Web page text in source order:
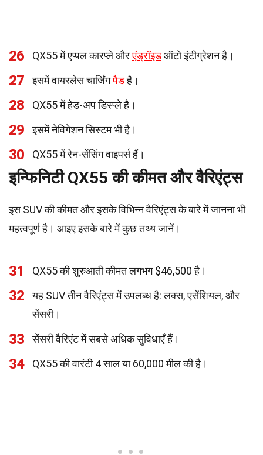
26 QX55 में एप्पल कारप्ले औरएंड्रॉइडऑटो इंटीग्रेशन है।
27 इसमें वायरलेस चार्जिंगपैडहै।
28 QX55 में हेड-अप डिस्प्ले है।
29 इसमें नेविगेशन सिस्टम भी है।
30 QX55 में रेन-सेंसिंग वाइपर्स हैं।
इन्फिनिटी QX55 की कीमत और वैरिएंट्स
इस SUV की कीमत और इसके विभिन्न वैरिएंट्स के बारे में जानना भी
महत्वपूर्ण है। आइए इसके बारे में कुछ तथ्य जानें।
31 QX55 की शुरुआती कीमत लगभग $46,500 है।
32
यह SUV तीन वैरिएंट्स में उपलब्ध है: लक्स, एसेंशियल, और
सेंसरी।
33 सेंसरी वैरिएंट में सबसे अधिक सुविधाएँ हैं।
34 QX55 की वारंटी 4 साल या 60,000 मील की है।